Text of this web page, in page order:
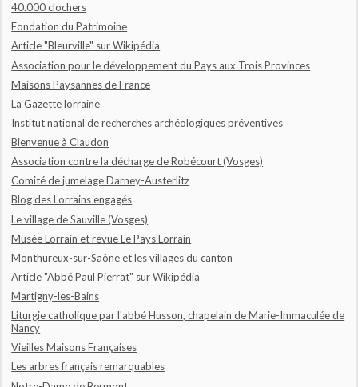
40.000 clochers
Fondation du Patrimoine
Article "Bleurville" sur Wikipédia
Association pour le développement du Pays aux Trois Provinces
Maisons Paysannes de France
La Gazette lorraine
Institut national de recherches archéologiques préventives
Bienvenue à Claudon
Association contre la décharge de Robécourt (Vosges)
Comité de jumelage Darney-Austerlitz
Blog des Lorrains engagés
Le village de Sauville (Vosges)
Musée Lorrain et revue Le Pays Lorrain
Monthureux-sur-Saône et les villages du canton
Article "Abbé Paul Pierrat" sur Wikipédia
Martigny-les-Bains
Liturgie catholique par l'abbé Husson, chapelain de Marie-Immaculée de
Nancy
Vieilles Maisons Françaises
Les arbres français remarquables